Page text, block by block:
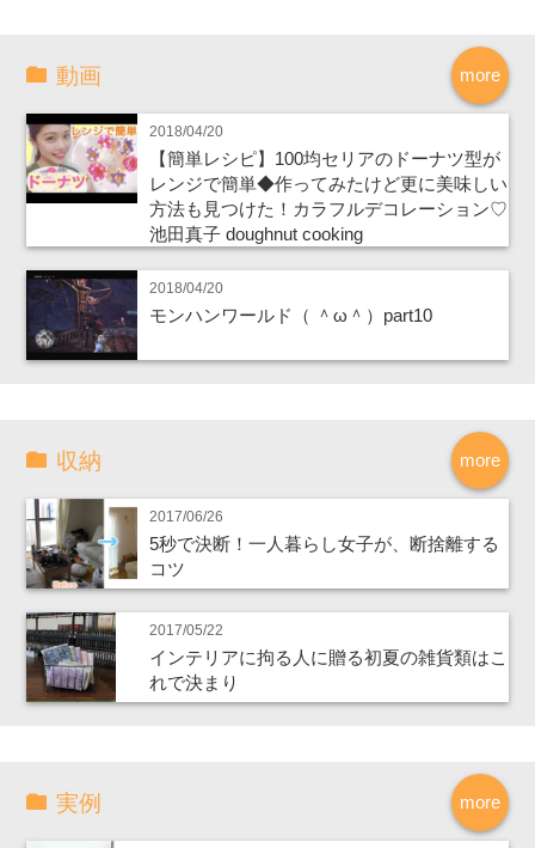
more
動画
2018/04/20
【簡単レシピ】100均セリアのドーナツ型が
レンジで簡単◆作ってみたけど更に美味しい
方法も見つけた！カラフルデコレーション♡
池田真子 doughnut cooking
2018/04/20
モンハンワールド（ ＾ω＾）part10
more
収納
2017/06/26
5秒で決断！一人暮らし女子が、断捨離する
コツ
2017/05/22
インテリアに拘る人に贈る初夏の雑貨類はこ
れで決まり
more
実例